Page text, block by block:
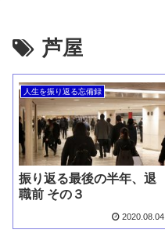
芦屋
人生を振り返る忘備録
振り返る最後の半年、退
職前 その３
2020.08.04